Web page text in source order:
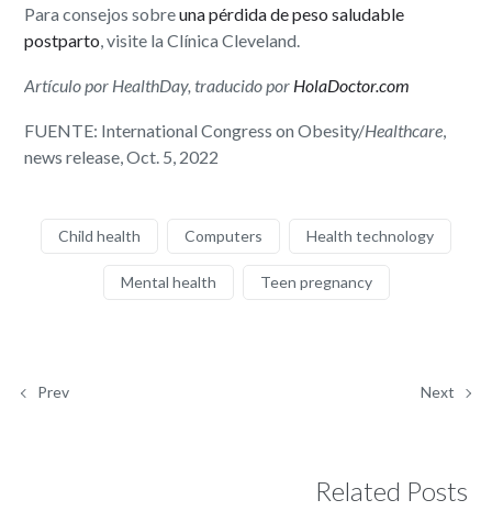
Para consejos sobreuna pérdida de peso saludable
postparto, visite la Clínica Cleveland.
Artículo por HealthDay, traducido por HolaDoctor.com
FUENTE: International Congress on Obesity/Healthcare,
news release, Oct. 5, 2022
Child health Computers Health technology
Mental health Teen pregnancy
Prev Next
Related Posts